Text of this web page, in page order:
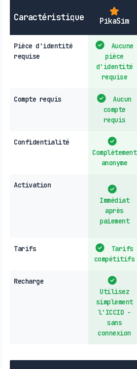
Caractéristique PikaSim
Pièce d'identité
requise
Aucune
pièce
d'identité
requise
Compte requis
Aucun
compte
requis
Confidentialité
Complètement
anonyme
Activation
Immédiat
après
paiement
Tarifs
Tarifs
compétitifs
Recharge
Utilisez
simplement
l'ICCID -
sans
connexion